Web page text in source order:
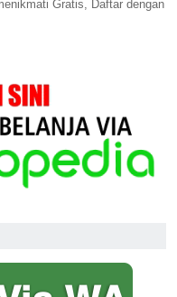
Gratis, Daftar dengan